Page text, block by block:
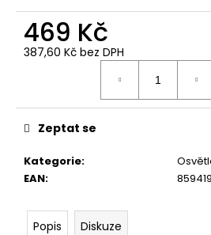
469 Kč
387,60 Kč bez DPH
Kategorie:
EAN:
Zeptat se
Popis Diskuze
HLEDAT
D
p
o